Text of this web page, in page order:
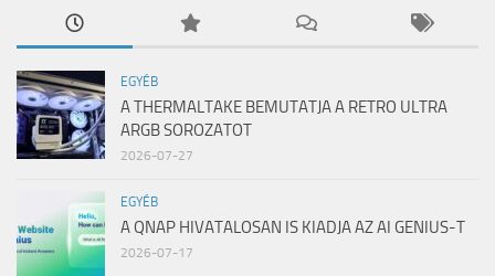
EGYÉB
A THERMALTAKE BEMUTATJA A RETRO ULTRA
ARGB SOROZATOT
2026-07-27
EGYÉB
A QNAP HIVATALOSAN IS KIADJA AZ AI GENIUS-T
2026-07-17